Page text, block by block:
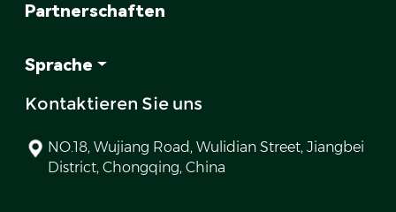
Partnerschaften
Sprache
Kontaktieren Sie uns
NO.18, Wujiang Road, Wulidian Street, Jiangbei
District, Chongqing, China